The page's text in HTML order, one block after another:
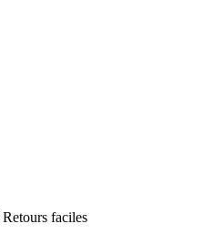
Retours faciles